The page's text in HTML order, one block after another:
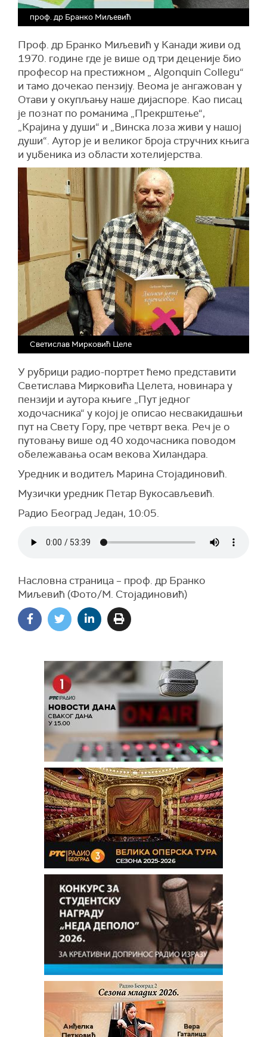
проф. др Бранко Миљевић
Проф. др Бранко Миљевић у Канади живи од
1970. године где је више од три деценије био
професор на престижном „ Algonquin Collegu“
и тамо дочекао пензију. Веома је ангажован у
Отави у окупљању наше дијаспоре. Као писац
је познат по романима „Прекрштење“,
„Крајина у души“ и „Винска лоза живи у нашој
души“. Аутор је и великог броја стручних књига
и уџбеника из области хотелијерства.
Светислав Мирковић Целе
У рубрици радио-портрет ћемо представити
Светислава Мирковића Целета, новинара у
пензији и аутора књиге „Пут једног
ходочасника“ у којој је описао несвакидашњи
пут на Свету Гору, пре четврт века. Реч је о
путовању више од 40 ходочасника поводом
обележавања осам векова Хиландара.
Уредник и водитељ Марина Стојадиновић.
Музички уредник Петар Вукосављевић.
Радио Београд Један, 10:05.
Насловна страница – проф. др Бранко
Миљевић (Фото/М. Стојадиновић)